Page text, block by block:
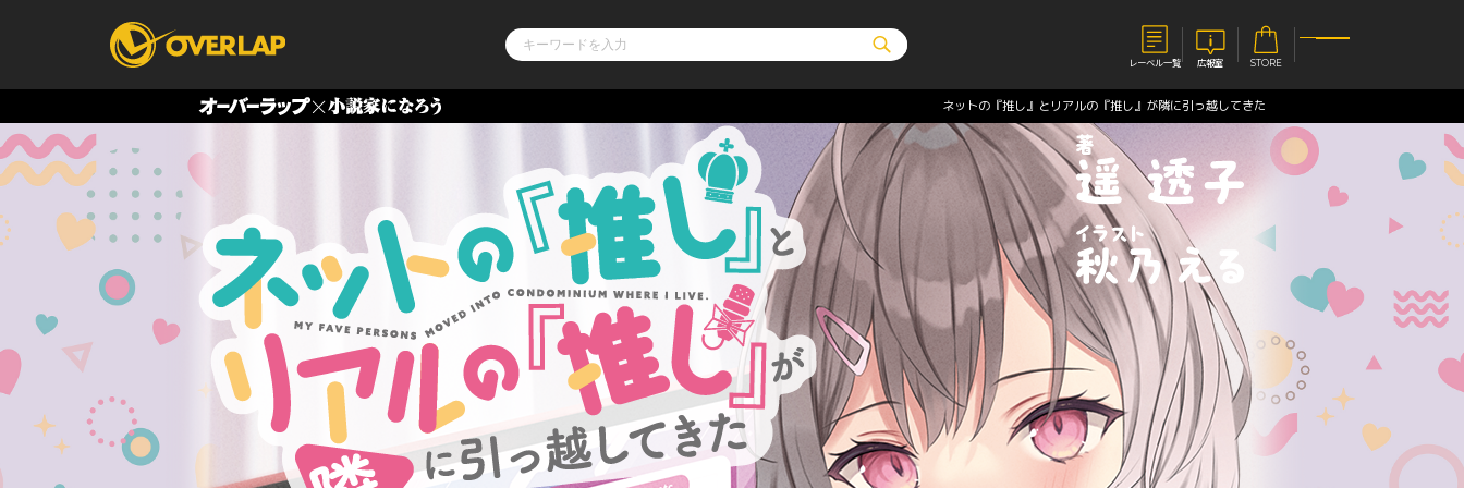
レーベル一覧 広報室 STORE
コミック
コミックガルド
コミッククリエ
LiQulle
ラブパルフェ
ライトノベル
ノベルス
ノベルスf
ロサージュノベルス
その他
コミックエッセイ
ポケットモンスター
アニメ
ゲーム
通販・NEWS
OVERLAP STORE
オーバーラップ広報室
企業
会社概要
採用情報
アクセス
オーバーラップホールディングス
お問い合わせはこちら
オーバーラップ文庫 オーバーラップノベルス オーバーラップノベルスf ロサージュノベルス コミックガルド
コミッククリエ リキューレ コミックパルフェ コミックエッセイ
ネットの『推し』とリアルの『推し』が隣に引っ越してきた